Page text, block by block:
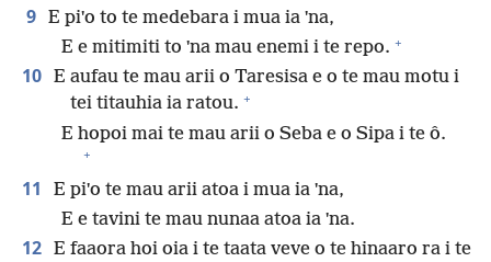
9 E piˈo to te medebara i mua ia ˈna,
E e mitimiti to ˈna mau enemi i te repo. +
10 E aufau te mau arii o Taresisa e o te mau motu i
tei titauhia ia ratou. +
E hopoi mai te mau arii o Seba e o Sipa i te ô.
+
11
E piˈo te mau arii atoa i mua ia ˈna,
E e tavini te mau nunaa atoa ia ˈna.
12 E faaora hoi oia i te taata veve o te hinaaro ra i te